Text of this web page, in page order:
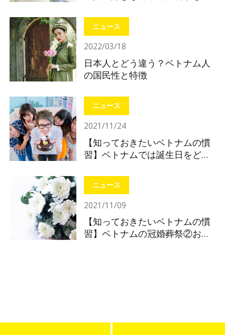
ニュース
2022/03/18
日本人とどう違う？ベトナム人
の国民性と特徴
ニュース
2021/11/24
【知っておきたいベトナムの慣
習】ベトナムでは誕生日をどう
ニュース
2021/11/09
【知っておきたいベトナムの慣
習】ベトナムの冠婚葬祭②お葬